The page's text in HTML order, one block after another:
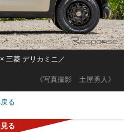
《写真撮影 土屋勇人》
三菱 デリカミニ／
る